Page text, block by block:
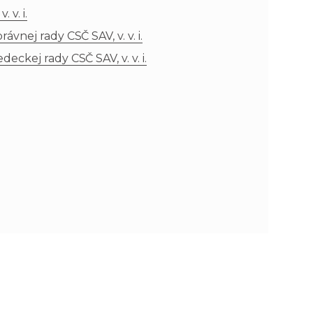
n
i
e
x
v. i.
rady CSČ SAV, v. v. i.
rady CSČ SAV, v. v. i.